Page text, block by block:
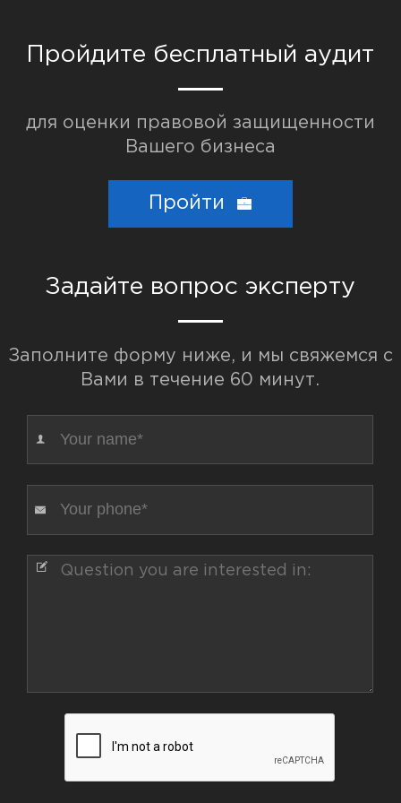
Пройдите бесплатный аудит
для оценки правовой защищенности
Вашего бизнеса
Пройти
Задайте вопрос эксперту
Заполните форму ниже, и мы свяжемся с
Вами в течение 60 минут.
Популярные запросы:
Взыскание долгов